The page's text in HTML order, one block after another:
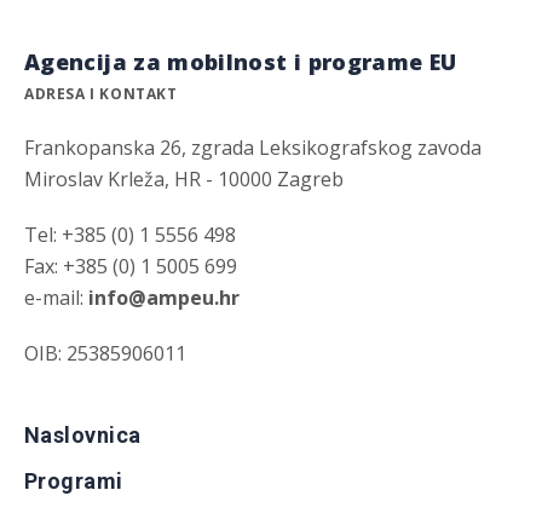
Agencija za mobilnost i programe EU
ADRESA I KONTAKT
Frankopanska 26, zgrada Leksikografskog zavoda
Miroslav Krleža, HR - 10000 Zagreb
Tel: +385 (0) 1 5556 498
Fax: +385 (0) 1 5005 699
e-mail: info@ampeu.hr
OIB: 25385906011
Naslovnica
Programi